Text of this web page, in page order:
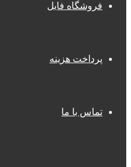
فروشگاه فایل
پرداخت هزینه
تماس با ما